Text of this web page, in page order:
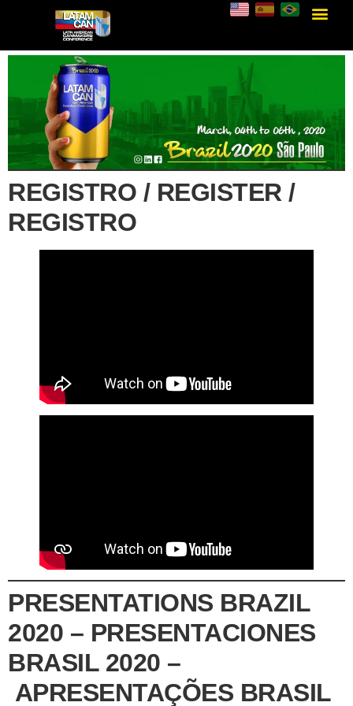
REGISTRO / REGISTER /
REGISTRO
PRESENTATIONS BRAZIL
2020 – PRESENTACIONES
BRASIL 2020 –
APRESENTAÇÕES BRASIL